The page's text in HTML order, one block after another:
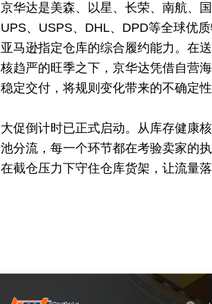
京华达是美森、以星、长荣、南航、
UPS、USPS、DHL、DPD等全球优
亚马逊指定仓库的综合履约能力。在
核趋严的旺季之下，京华达凭借自营
稳定交付，将规则变化带来的不确定性
大促倒计时已正式启动。从库存健康
池分流，每一个环节都在考验卖家的
在截仓压力下守住仓库货架，让流量